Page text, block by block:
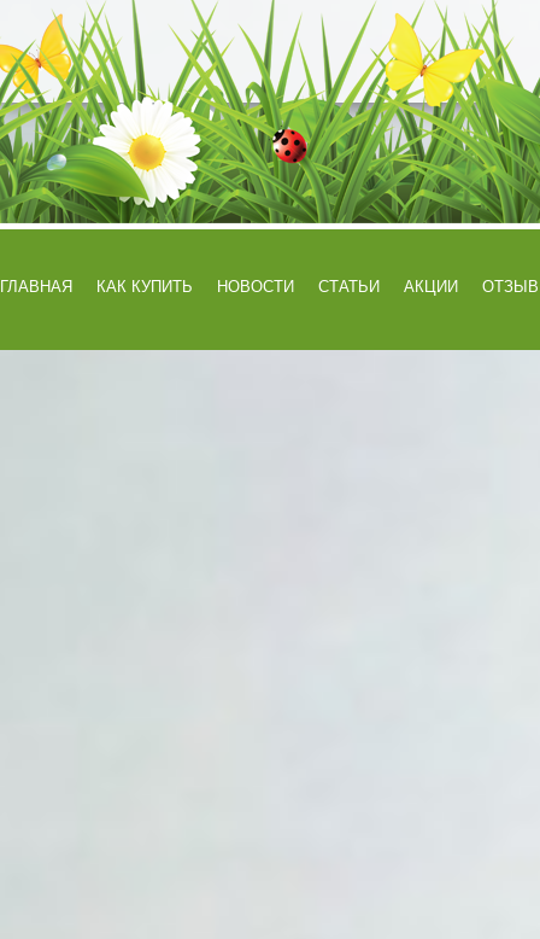
ГЛАВНАЯ КАК КУПИТЬ НОВОСТИ СТАТЬИ АКЦИИ